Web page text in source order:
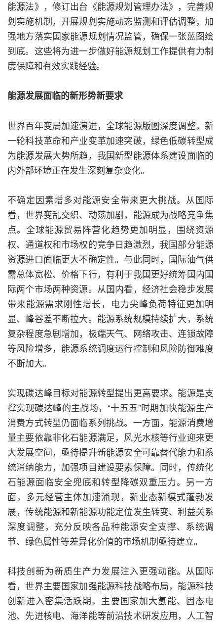
能源法》，修订出台《能源规划管理办法》，完善规
划实施机制，开展规划实施动态监测和评估调整，加
强地方落实国家能源规划情况监管，确保一张蓝图绘
到底。这些将为进一步做好能源规划工作提供有力制
度保障和有效实践经验。
能源发展面临的新形势新要求
世界百年变局加速演进，全球能源版图深度调整，新
一轮科技革命和产业变革加速突破，绿色低碳转型成
为能源发展大势所趋，我国新型能源体系建设面临的
内外部环境正在发生深刻复杂变化。
不确定因素增多对能源安全带来更大挑战。从国际
看，世界变乱交织、动荡加剧，能源成为战略竞争焦
点。全球能源贸易阵营化趋势更加明显，围绕资源
权、通道权和市场权的竞争日趋激烈，我国部分能源
资源进口面临更大不确定性。与此同时，国际油气供
需总体宽松、价格下行，有利于我国更好统筹国内国
际两个市场两种资源。从国内看，经济社会稳步发展
带来能源需求刚性增长，电力尖峰负荷特征更加明
显、峰谷差不断拉大。能源系统规模持续扩大，系统
复杂程度急剧增加，极端天气、网络攻击、连锁故障
等风险增多，能源系统调度运行控制和风险防御难度
不断加大。
实现碳达峰目标对能源转型提出更高要求。能源是支
撑实现碳达峰的主战场，“十五五”时期加快能源生产
消费方式转型仍面临系列挑战。一方面，能源消费增
量主要依靠非化石能源满足，风光水核等行业迎来更
大发展空间，亟待提升新能源安全可靠替代能力和系
统消纳能力，加强项目建设要素保障。同时，传统化
石能源面临安全兜底和转型降碳双重压力。另一方
面，多元经营主体加速涌现，新业态新模式蓬勃发
展，传统能源和新能源功能定位发生转变、利益关系
深度调整，充分反映各品种能源安全支撑、系统调
节、绿色属性等差异化价值的市场机制亟待建立。
科技创新为新质生产力发展注入更强动能。从国际
看，世界主要国家加强能源科技战略布局，能源科技
创新进入密集活跃期，主要国家加大氢能、固态电
池、先进核电、海洋能等前沿技术研发应用，人工智